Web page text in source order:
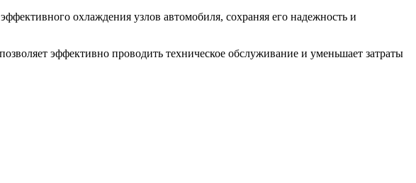
охлаждения узлов автомобиля, сохраняя его надежность и
эффективно проводить техническое обслуживание и уменьшает затраты